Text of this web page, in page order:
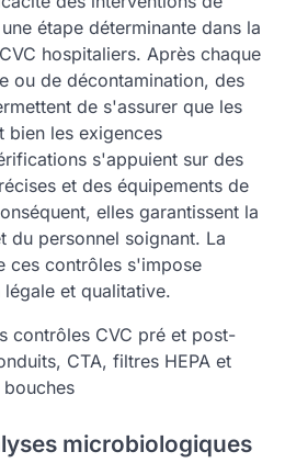
étape déterminante dans la
hospitaliers. Après chaque
ou de décontamination, des
de s'assurer que les
bien les exigences
s'appuient sur des
et des équipements de
elles garantissent la
du personnel soignant. La
ces contrôles s'impose
et qualitative.
microbiologiques